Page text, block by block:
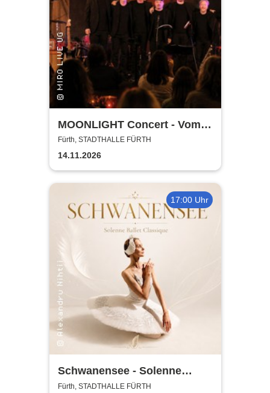
MOONLIGHT Concert - Vom
Rhythmus des Lebens -
Rhythm, Songs, Lyrics &
Classic
Fürth, STADTHALLE FÜRTH
14.11.2026
17:00 Uhr
Schwanensee - Solenne
Ballet Classique
Fürth, STADTHALLE FÜRTH